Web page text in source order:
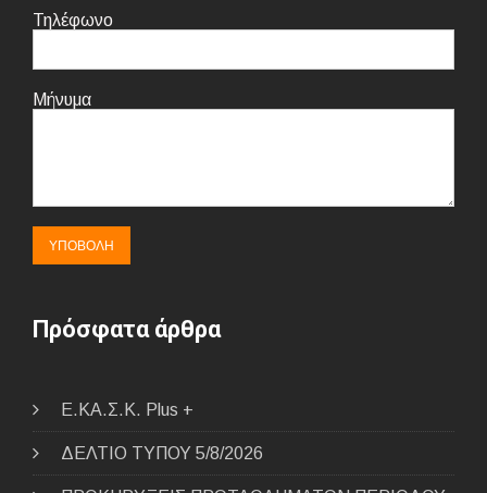
Τηλέφωνο
Μήνυμα
Πρόσφατα άρθρα
E.ΚΑ.Σ.Κ. Plus +
ΔΕΛΤΙΟ ΤΥΠΟΥ 5/8/2026